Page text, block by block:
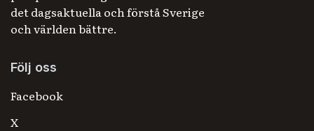
det dagsaktuella och förstå Sverige
och världen bättre.
Följ oss
Facebook
X